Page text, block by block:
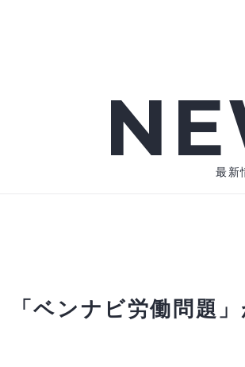
最新
「ベンナビ労働問題